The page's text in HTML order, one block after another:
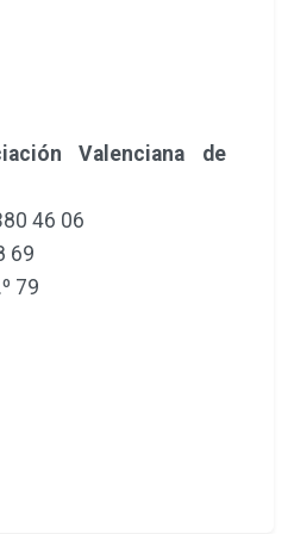
Valenciana de
46 06
69
79